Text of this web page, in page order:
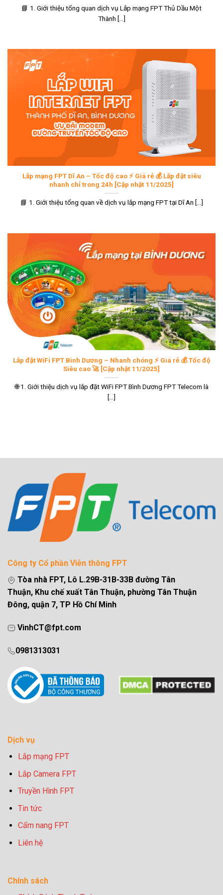
📘 1. Giới thiệu tổng quan dịch vụ Lắp mạng FPT Thủ Dầu Một
Thành [...]
Lắp mạng FPT Dĩ An – Tốc độ cao ⚡ Giá rẻ 💰 Lắp đặt siêu
nhanh chỉ trong 24h [Cập nhật 11/2025]
📘 1. Giới thiệu tổng quan về dịch vụ lắp mạng FPT tại Dĩ An [...]
Lắp đặt WiFi FPT Bình Dương – Nhanh chóng ⚡ Giá rẻ 💰 Tốc độ
Siêu cao 🚀 [Cập nhật 11/2025]
🌐 1. Giới thiệu dịch vụ lắp đặt WiFi FPT Bình Dương FPT Telecom là
[...]
Công ty Cổ phần Viễn thông FPT
Tòa nhà FPT, Lô L.29B-31B-33B đường Tân
Thuận, Khu chế xuất Tân Thuận, phường Tân Thuận
Đông, quận 7, TP Hồ Chí Minh
VinhCT@fpt.com
0981313031
Dịch vụ
Lắp mạng FPT
Lắp Camera FPT
Truyền Hình FPT
Tin tức
Cẩm nang FPT
Liên hệ
Chính sách